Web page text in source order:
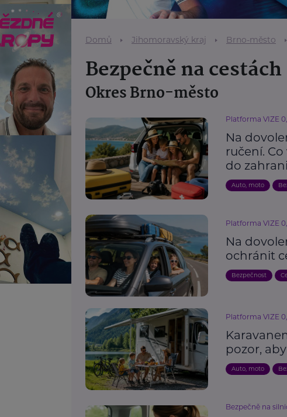
Domů Jihomoravský kraj Brno-město
Bezpečně na cestách
Okres Brno-město
Platforma VIZE 0,
Na
ručení.
do
Auto, moto
Platforma VIZE 0,
Na
ochránit
Bezpečnost
Platforma VIZE 0,
pozor,
Auto, moto
Bezpečně na